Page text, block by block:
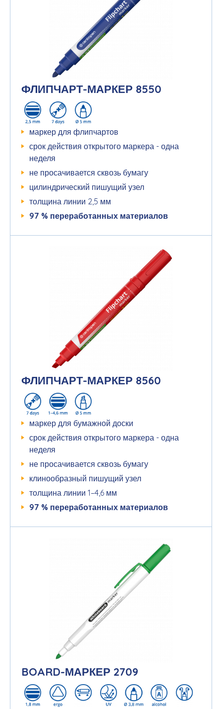
ФЛИПЧАРТ-МАРКЕР 8550
маркер для флипчартов
срок действия открытого маркера - одна
неделя
не просачивается сквозь бумагу
цилиндрический пишущий узел
толщина линии 2,5 мм
97 % переработанных материалов
ФЛИПЧАРТ-МАРКЕР 8560
маркер для бумажной доски
срок действия открытого маркера - одна
неделя
не просачивается сквозь бумагу
клинообразный пишущий узел
толщина линии 1–4,6 мм
97 % переработанных материалов
BOARD-МАРКЕР 2709